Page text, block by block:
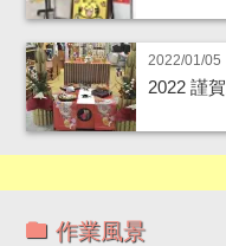
2022/01/05
2022 謹
作業風景